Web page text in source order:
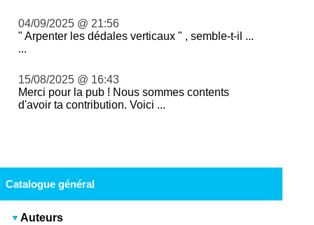
04/09/2025 @ 21:56
" Arpenter les dédales verticaux " , semble-t-il ...
...
15/08/2025 @ 16:43
Merci pour la pub ! Nous sommes contents
d'avoir ta contribution. Voici ...
Catalogue général
Auteurs